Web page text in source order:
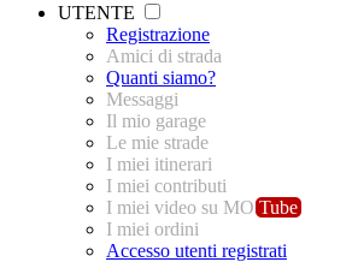
UTENTE
Registrazione
Amici di strada
Quanti siamo?
Messaggi
Il mio garage
Le mie strade
I miei itinerari
I miei contributi
I miei video su MO Tube
I miei ordini
Accesso utenti registrati